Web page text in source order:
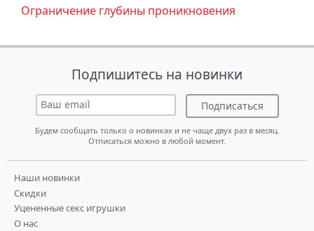
Ограничение глубины проникновения
Подпишитесь на новинки
Подписаться
Будем сообщать только о новинках и не чаще двух раз в месяц.
Отписаться можно в любой момент.
Наши новинки
Скидки
Уцененные секс игрушки
О нас